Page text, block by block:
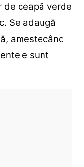
de ceapă verde
Se adaugă
amestecând
sunt